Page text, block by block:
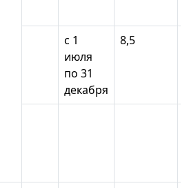
с 1
июля
по 31
декабря
8,5